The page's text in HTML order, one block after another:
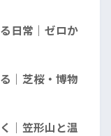
日常｜ゼロか
｜芝桜・博物
｜笠形山と温